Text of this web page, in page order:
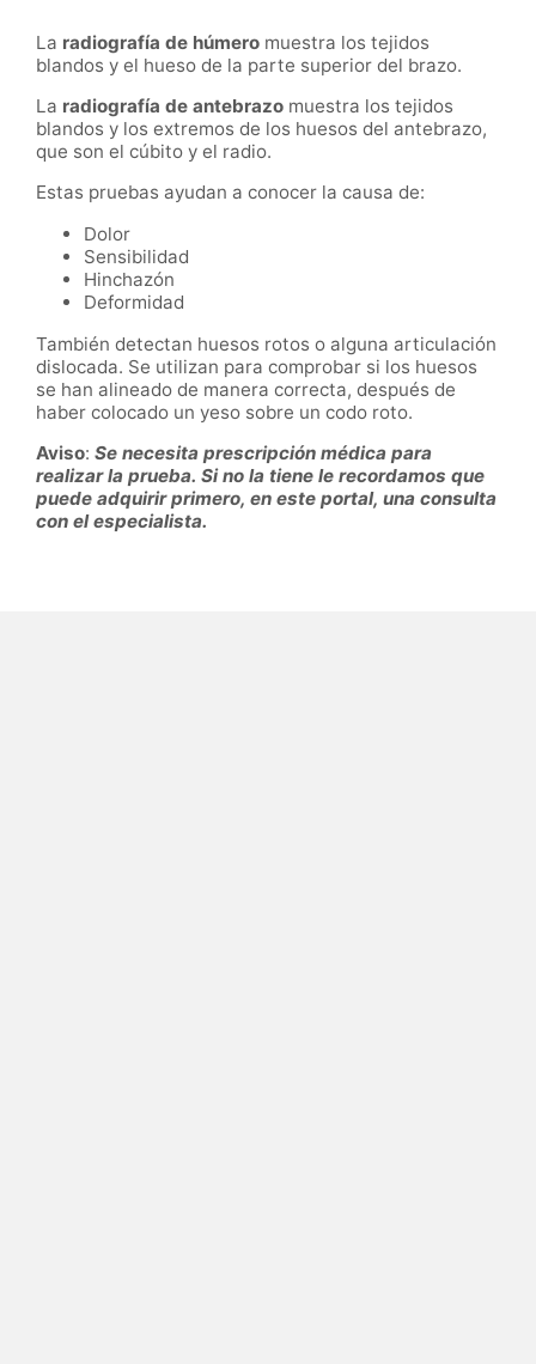
La radiografía de húmero muestra los tejidos
blandos y el hueso de la parte superior del brazo.
La radiografía de antebrazo muestra los tejidos
blandos y los extremos de los huesos del antebrazo,
que son el cúbito y el radio.
Estas pruebas ayudan a conocer la causa de:
Dolor
Sensibilidad
Hinchazón
Deformidad
También detectan huesos rotos o alguna articulación
dislocada. Se utilizan para comprobar si los huesos
se han alineado de manera correcta, después de
haber colocado un yeso sobre un codo roto.
Aviso: Se necesita prescripción médica para
realizar la prueba. Si no la tiene le recordamos que
puede adquirir primero, en este portal, una consulta
con el especialista.